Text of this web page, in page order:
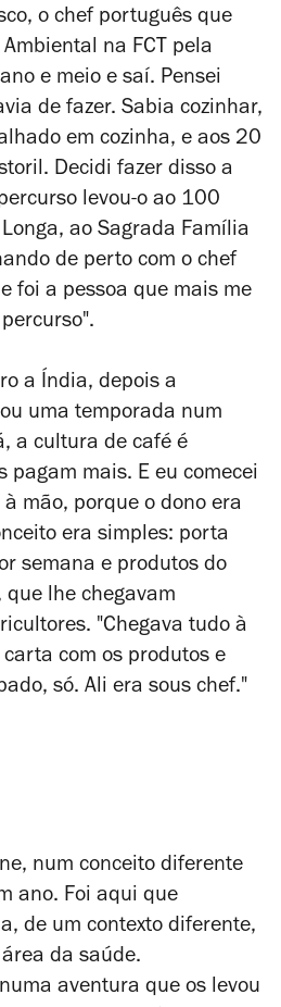
o chef português que
na FCT pela
e meio e saí. Pensei
de fazer. Sabia cozinhar,
em cozinha, e aos 20
Decidi fazer disso a
levou-o ao 100
ao Sagrada Família
de perto com o chef
foi a pessoa que mais me
a Índia, depois a
uma temporada num
a cultura de café é
pagam mais. E eu comecei
à mão, porque o dono era
era simples: porta
semana e produtos do
que lhe chegavam
"Chegava tudo à
com os produtos e
só. Ali era sous chef."
num conceito diferente
ano. Foi aqui que
de um contexto diferente,
da saúde.
aventura que os levou